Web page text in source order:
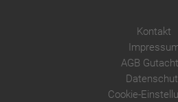
Kontakt
AGB
Cookie-